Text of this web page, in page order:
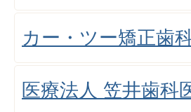
カー・ツー矯正歯
医療法人 笠井歯科